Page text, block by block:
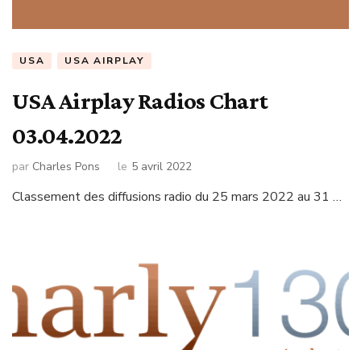
USA USA AIRPLAY
USA Airplay Radios Chart
03.04.2022
par Charles Pons le 5 avril 2022
Classement des diffusions radio du 25 mars 2022 au 31 …